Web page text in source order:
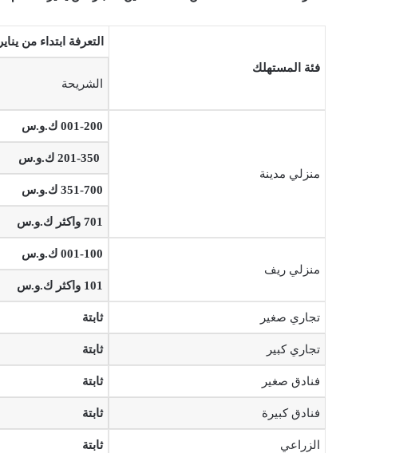
فئة المستهلك
التعرفة ابتداء من يناير 2025م
الشريحة
منزلي مدينة
001-200 ك.و.س
351-700 ك.و.س
701 واكثر ك.و.س
منزلي ريف
001-100 ك.و.س
101 واكثر ك.و.س
تجاري صغير ثابتة
تجاري كبير ثابتة
فنادق صغير ثابتة
فنادق كبيرة ثابتة
الزراعي ثابتة